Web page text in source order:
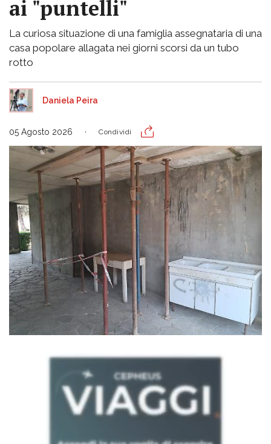
ai "puntelli"
La curiosa situazione di una famiglia assegnataria di una
casa popolare allagata nei giorni scorsi da un tubo
rotto
Daniela Peira
05 Agosto 2026 Condividi